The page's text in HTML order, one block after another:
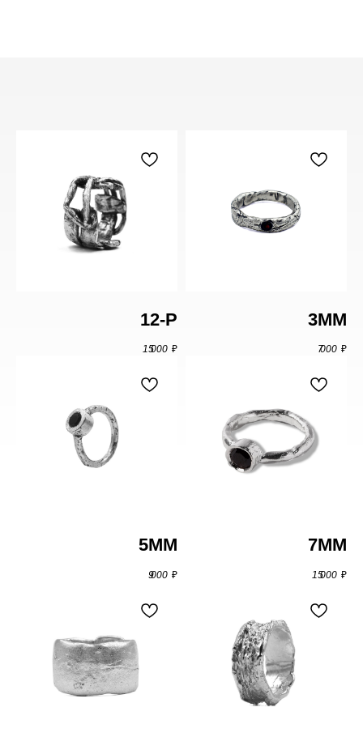
12-P
15 000 ₽
3ММ
7 000 ₽
5ММ
9 000 ₽
7MM
15 000 ₽